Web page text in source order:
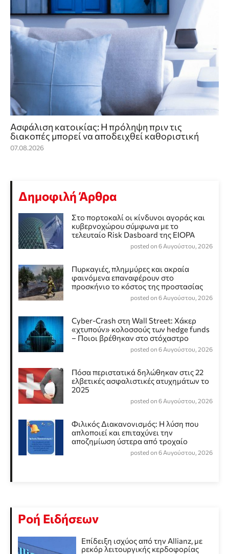
Ασφάλιση κατοικίας: Η πρόληψη πριν τις
διακοπές μπορεί να αποδειχθεί καθοριστική
07.08.2026
Δημοφιλή Άρθρα
Στο πορτοκαλί οι κίνδυνοι αγοράς και
κυβερνοχώρου σύμφωνα με το
τελευταίο Risk Dasboard της EIOPA
posted on 6 Αυγούστου, 2026
Πυρκαγιές, πλημμύρες και ακραία
φαινόμενα επαναφέρουν στο
προσκήνιο το κόστος της προστασίας
posted on 6 Αυγούστου, 2026
Cyber-Crash στη Wall Street: Χάκερ
«χτυπούν» κολοσσούς των hedge funds
– Ποιοι βρέθηκαν στο στόχαστρο
posted on 6 Αυγούστου, 2026
Πόσα περιστατικά δηλώθηκαν στις 22
ελβετικές ασφαλιστικές ατυχημάτων το
2025
posted on 6 Αυγούστου, 2026
Φιλικός Διακανονισμός: Η λύση που
απλοποιεί και επιταχύνει την
αποζημίωση ύστερα από τροχαίο
posted on 6 Αυγούστου, 2026
Ροή Ειδήσεων
Επίδειξη ισχύος από την Allianz, με
ρεκόρ λειτουργικής κερδοφορίας